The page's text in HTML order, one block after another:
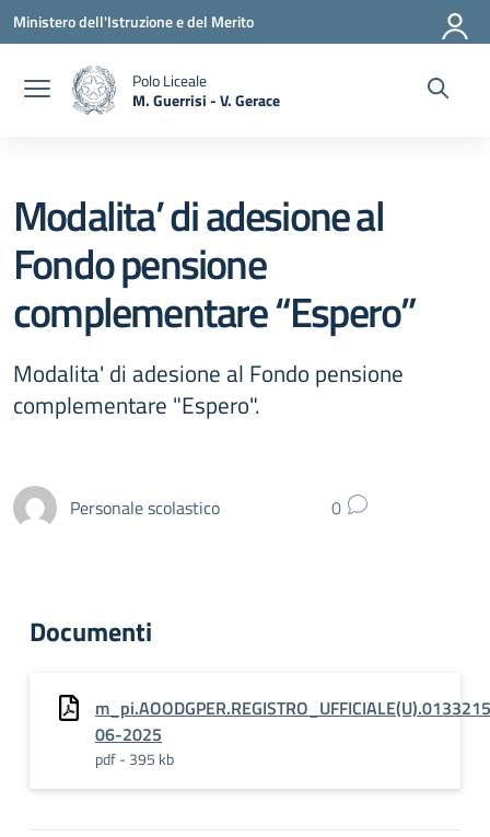
Vai ai contenuti
Vai al menu di navigazione
Vai al footer
Ministero dell'Istruzione e del Merito
Polo Liceale
M. Guerrisi - V. Gerace
Modalita’ di adesione al
Fondo pensione
complementare “Espero”
Modalita' di adesione al Fondo pensione
complementare "Espero".
Personale scolastico 0
Documenti
06-2025
pdf - 395 kb